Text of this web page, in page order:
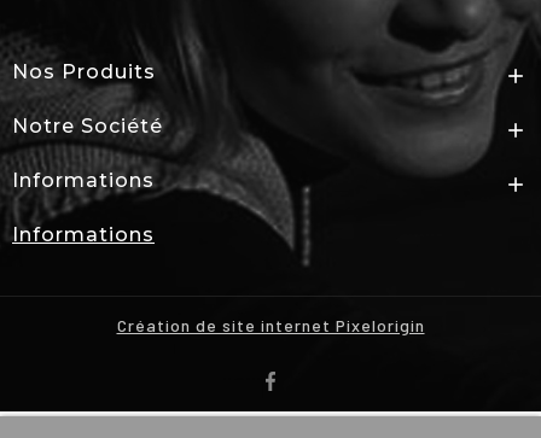
Nos Produits 
Notre Société 
Informations 
Informations
Création de site internet Pixelorigin